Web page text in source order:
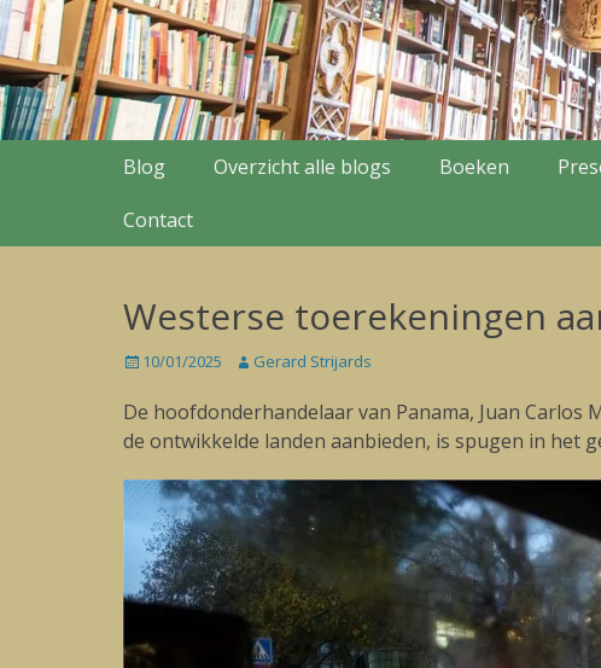
Secondary Menu
Skip
content
Blog Overzicht alle blogs Boeken
Contact
Westerse toerekeningen
Posted
10/01/2025 Author
Gerard Strijards
De hoofdonderhandelaar van Panama, Juan Carlos
de ontwikkelde landen aanbieden, is spugen in het